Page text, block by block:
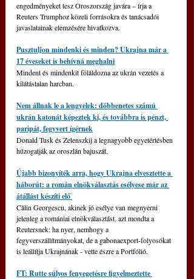
engedményeket tesz Oroszország javára – írja a
Reuters Trumphoz közeli forrásokra és tanácsadói
javaslatainak elemzésére hivatkozva.
Pusztuljon mindenki és minden? Ukrajna már a
17 éveseket is behívná meghalni
Mindent és mindenkit föláldozna az ukrán vezetés a
kilátástalan harcban.
Nem állnak le a lengyelek: döbbenetes számú
ukrán katonát képeztek ki, és továbbra is pénzt,
paripát, fegyvert ígérnek
Donald Tusk és Zelenszkij a legnagyobb egyetértésben
húzogatják az oroszlán bajuszát.
Újabb bizonyíték arra, hogy Ukrajna elvesztette a
háborút: a román elnökválasztás esélyese már az
átállást készíti elő
Călin Georgescu, akinek jó esélye van megnyerni
jelenleg a romániai elnökválasztást, azt mondta a
Reutersnek: ha nyer, nemhogy a
fegyverszállítmányokat, de a gabonaexport-folyosókat
is leállítja Ukrajnának - vette észre a Portfólió.
FT: Rutte súlyos fenyegetésre figyelmeztette